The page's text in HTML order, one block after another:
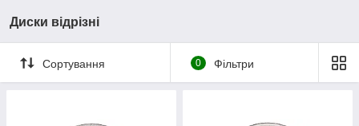
Диски відрізні
Сортування 0 Фільтри